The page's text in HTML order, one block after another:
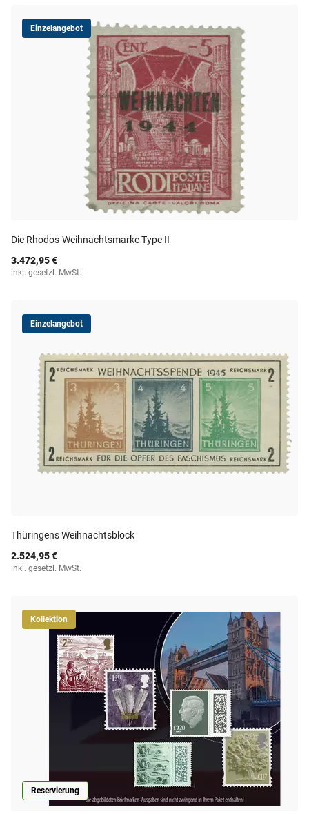
Einzelangebot
Die Rhodos-Weihnachtsmarke Type II
3.472,95 €
inkl. gesetzl. MwSt.
Einzelangebot
Thüringens Weihnachtsblock
2.524,95 €
inkl. gesetzl. MwSt.
Kollektion
Reservierung